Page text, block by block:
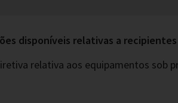
disponíveis relativas a
relativa aos equipamentos sob